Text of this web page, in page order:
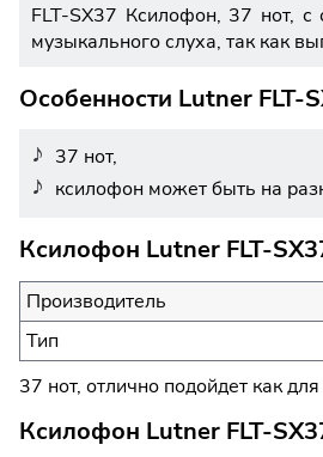
FLT-SX37 Ксилофон, 37 нот,
музыкального слуха, так как
Особенности Lutner FLT-
37 нот,
ксилофон может быть на
Ксилофон Lutner FLT-
Производитель
Тип
37 нот, отлично подойдет как
Ксилофон Lutner FLT-